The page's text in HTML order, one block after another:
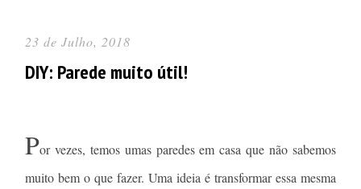
23 de Julho, 2018
DIY: Parede muito útil!
Por vezes, temos umas paredes em casa que não sabemos
muito bem o que fazer. Uma ideia é transformar essa mesma